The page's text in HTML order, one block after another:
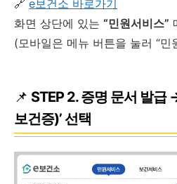
🔗 e보건소 바로가기
화면 상단에 있는 “민원서비스”
(모바일은 메뉴 버튼을 눌러 “민
📌 STEP 2. 증명 문서 발급
보건증)’ 선택